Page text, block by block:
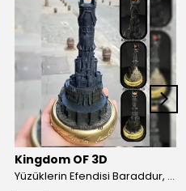
Kingdom OF 3D
Yüzüklerin Efendisi Baraddur, Lord Of The Rings, Sauron'un Gözü Biblo, Barad Dur Kale